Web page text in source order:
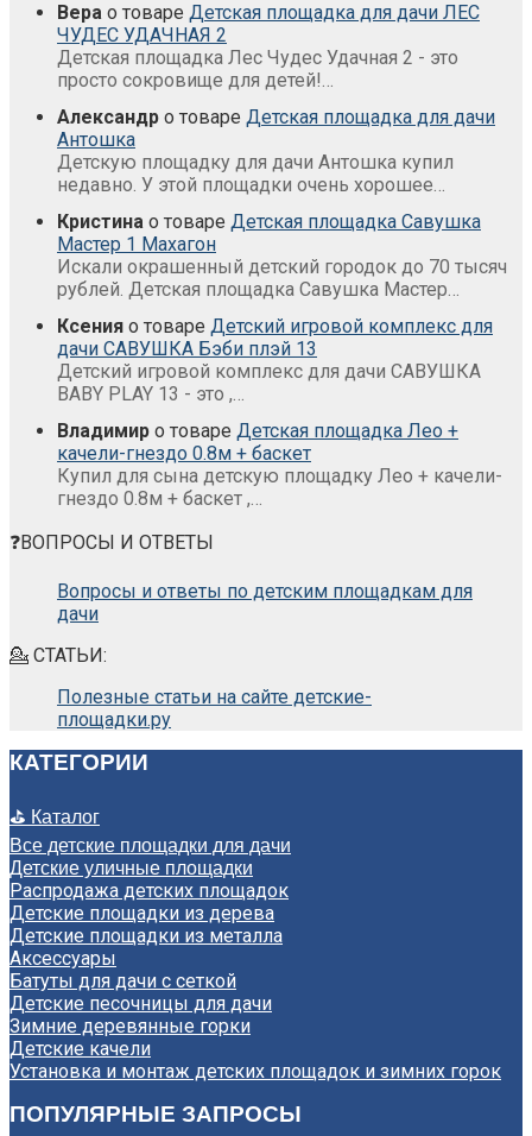
Вера о товаре Детская площадка для дачи ЛЕС
ЧУДЕС УДАЧНАЯ 2
Детская площадка Лес Чудес Удачная 2 - это
просто сокровище для детей!…
Александр о товаре Детская площадка для дачи
Антошка
Детскую площадку для дачи Антошка купил
недавно. У этой площадки очень хорошее…
Кристина о товаре Детская площадка Савушка
Мастер 1 Махагон
Искали окрашенный детский городок до 70 тысяч
рублей. Детская площадка Савушка Мастер…
Ксения о товаре Детский игровой комплекс для
дачи САВУШКА Бэби плэй 13
Детский игровой комплекс для дачи САВУШКА
BABY PLAY 13 - это ,…
Владимир о товаре Детская площадка Лео +
качели-гнездо 0.8м + баскет
Купил для сына детскую площадку Лео + качели-
гнездо 0.8м + баскет ,…
❓ВОПРОСЫ И ОТВЕТЫ
Вопросы и ответы по детским площадкам для
дачи
💁 СТАТЬИ:
Полезные статьи на сайте детские-
площадки.ру
КАТЕГОРИИ
⛳ Каталог
Все детские площадки для дачи
Детские уличные площадки
Распродажа детских площадок
Детские площадки из дерева
Детские площадки из металла
Аксессуары
Батуты для дачи с сеткой
Детские песочницы для дачи
Зимние деревянные горки
Детские качели
Установка и монтаж детских площадок и зимних горок
ПОПУЛЯРНЫЕ ЗАПРОСЫ